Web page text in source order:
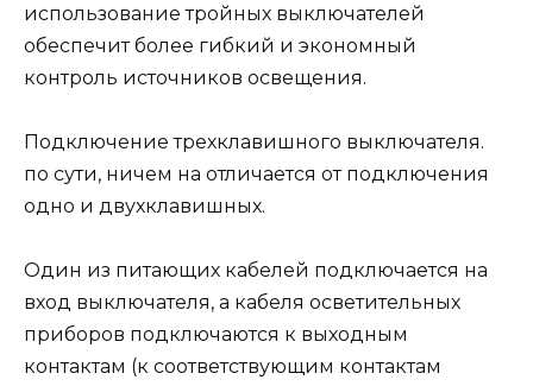
использование тройных выключателей
обеспечит более гибкий и экономный
контроль источников освещения.
Подключение трехклавишного выключателя.
по сути, ничем на отличается от подключения
одно и двухклавишных.
Один из питающих кабелей подключается на
вход выключателя, а кабеля осветительных
приборов подключаются к выходным
контактам (к соответствующим контактам